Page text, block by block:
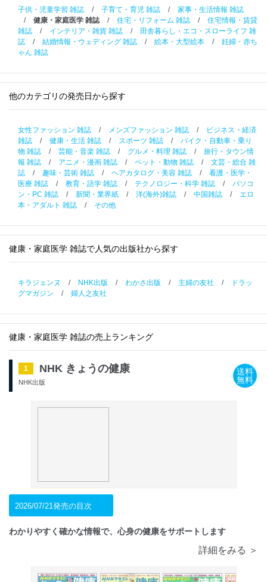
子供・児童学習 雑誌 / 子育て・育児 雑誌 /
家事・生活情報 雑誌
/
健康・家庭医学 雑誌 / 住宅・リフォーム 雑誌 /
住宅情報・賃貸
雑誌
/ インテリア・雑貨 雑誌 /
田舎暮らし・エコ・スローライフ 雑
誌
/ 結婚情報・ウェディング 雑誌 / 絵本・大型絵本 /
妊婦・赤ち
ゃん 雑誌
他のカテゴリの発売日から探す
女性ファッション 雑誌 / メンズファッション 雑誌 /
ビジネス・経済
雑誌
/ 健康・生活 雑誌 / スポーツ 雑誌 /
バイク・自動車・乗り
物 雑誌
/ 芸能・音楽 雑誌 / グルメ・料理 雑誌 /
旅行・タウン情
報 雑誌
/ アニメ・漫画 雑誌 / ペット・動物 雑誌 /
文芸・総合 雑
誌
/ 趣味・芸術 雑誌 / ヘアカタログ・美容 雑誌 /
看護・医学・
医療 雑誌
/ 教育・語学 雑誌 / テクノロジー・科学 雑誌 /
パソコ
ン・PC 雑誌
/ 新聞・業界紙 / 洋(海外)雑誌 / 中国雑誌 /
エロ
本・アダルト 雑誌
/ その他
健康・家庭医学 雑誌で人気の出版社から探す
キラジェンヌ / NHK出版 / わかさ出版 / 主婦の友社 /
ドラッ
グマガジン
/ 婦人之友社
健康・家庭医学 雑誌の売上ランキング
1 NHK きょうの健康
NHK出版
送料
無料
2026/07/21発売の目次
わかりやすく確かな情報で、心身の健康をサポートします
詳細をみる ＞